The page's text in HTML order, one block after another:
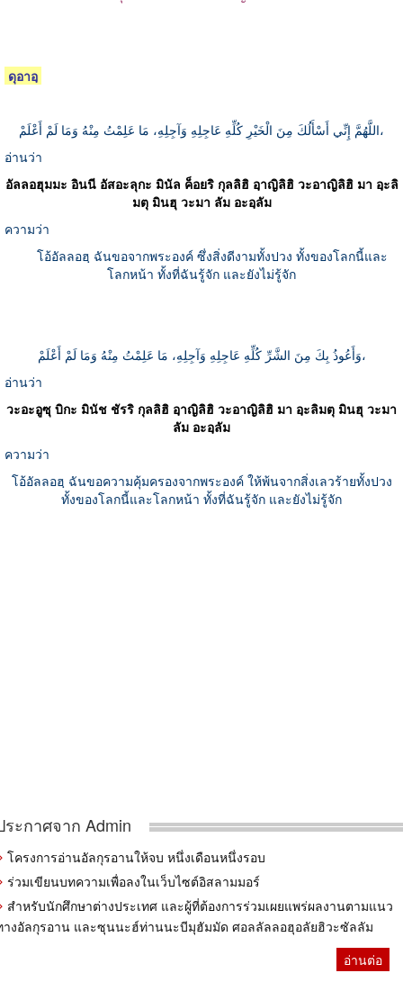
ดุอาอฺ
اللَّهُمَّ إِنِّي أَسْأَلُكَ مِنَ الْخَيْرِ كُلِّهِ عَاجِلِهِ وَآجِلِهِ، مَا عَلِمْتُ مِنْهُ وَمَا لَمْ أَعْلَمْ،
อ่านว่า
อัลลอฮุมมะ อินนี อัสอะลุกะ มินัล ค็อยริ กุลลิฮิ อฺาญิลิฮิ วะอาญิลิฮิ มา อฺะลิ
มตุ มินฮุ วะมา ลัม อะอฺลัม
ความว่า
โอ้อัลลอฮฺ ฉันขอจากพระองค์ ซึ่งสิ่งดีงามทั้งปวง ทั้งของโลกนี้และ
โลกหน้า ทั้งที่ฉันรู้จัก และยังไม่รู้จัก
وَأَعُوذُ بِكَ مِنَ الشَّرِّ كُلِّهِ عَاجِلِهِ وَآجِلِهِ، مَا عَلِمْتُ مِنْهُ وَمَا لَمْ أَعْلَمْ،
อ่านว่า
วะอะอูซุ บิกะ มินัช ชัรริ กุลลิฮิ อฺาญิลิฮิ วะอาญิลิฮิ มา อฺะลิมตุ มินฮุ วะมา
ลัม อะอฺลัม
ความว่า
โอ้อัลลอฮฺ ฉันขอความคุ้มครองจากพระองค์ ให้พ้นจากสิ่งเลวร้ายทั้งปวง
ทั้งของโลกนี้และโลกหน้า ทั้งที่ฉันรู้จัก และยังไม่รู้จัก
ระกาศจาก Admin
โครงการอ่านอัลกุรอานให้จบ หนึ่งเดือนหนึ่งรอบ
ร่วมเขียนบทความเพื่อลงในเว็บไซต์อิสลามมอร์
สำหรับนักศึกษาต่างประเทศ และผู้ที่ต้องการร่วมเผยแพร่ผลงานตามแนว
างอัลกุรอาน และซุนนะฮ์ท่านนะบีมุฮัมมัด ศอลลัลลอฮุอลัยฮิวะซัลลัม
อ่านต่อ